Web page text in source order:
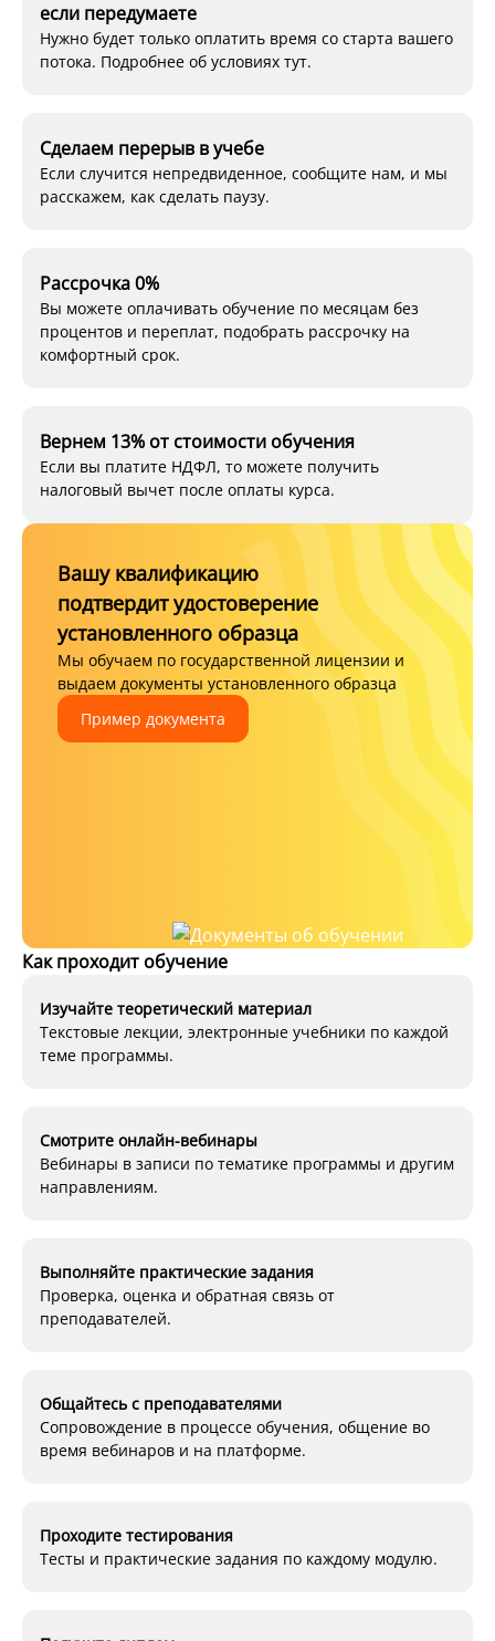
если передумаете
Нужно будет только оплатить время со старта вашего
потока. Подробнее об условиях тут.
Сделаем перерыв в учебе
Если случится непредвиденное, сообщите нам, и мы
расскажем, как сделать паузу.
Рассрочка 0%
Вы можете оплачивать обучение по месяцам без
процентов и переплат, подобрать рассрочку на
комфортный срок.
Вернем 13% от стоимости обучения
Если вы платите НДФЛ, то можете получить
налоговый вычет после оплаты курса.
Вашу квалификацию
подтвердит удостоверение
установленного образца
Мы обучаем по государственной лицензии и
выдаем документы установленного образца
Пример документа
Как проходит обучение
Изучайте теоретический материал
Текстовые лекции, электронные учебники по каждой
теме программы.
Смотрите онлайн-вебинары
Вебинары в записи по тематике программы и другим
направлениям.
Выполняйте практические задания
Проверка, оценка и обратная связь от
преподавателей.
Общайтесь с преподавателями
Сопровождение в процессе обучения, общение во
время вебинаров и на платформе.
Проходите тестирования
Тесты и практические задания по каждому модулю.